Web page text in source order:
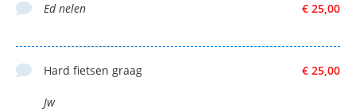
€ 25,00
Ed nelen
€ 25,00
Hard fietsen graag
Jw